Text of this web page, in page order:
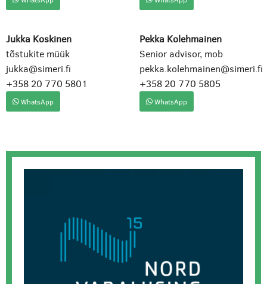
Jukka Koskinen
tõstukite müük
jukka@simeri.fi
+358 20 770 5801
WhatsApp
Pekka Kolehmainen
Senior advisor, mob
pekka.kolehmainen@simeri.fi
+358 20 770 5805
WhatsApp